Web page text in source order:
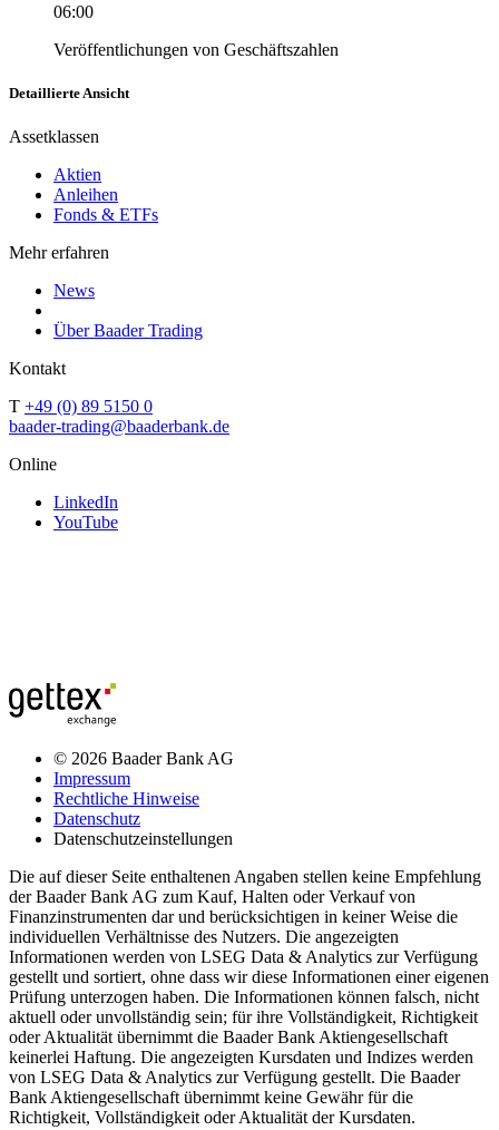
06:00
Veröffentlichungen von Geschäftszahlen
Detaillierte Ansicht
Assetklassen
Aktien
Anleihen
Fonds & ETFs
Mehr erfahren
News
Über Baader Trading
Kontakt
T +49 (0) 89 5150 0
baader-trading@baaderbank.de
Online
LinkedIn
YouTube
© 2026 Baader Bank AG
Impressum
Rechtliche Hinweise
Datenschutz
Datenschutzeinstellungen
Die auf dieser Seite enthaltenen Angaben stellen keine Empfehlung
der Baader Bank AG zum Kauf, Halten oder Verkauf von
Finanzinstrumenten dar und berücksichtigen in keiner Weise die
individuellen Verhältnisse des Nutzers. Die angezeigten
Informationen werden von LSEG Data & Analytics zur Verfügung
gestellt und sortiert, ohne dass wir diese Informationen einer eigenen
Prüfung unterzogen haben. Die Informationen können falsch, nicht
aktuell oder unvollständig sein; für ihre Vollständigkeit, Richtigkeit
oder Aktualität übernimmt die Baader Bank Aktiengesellschaft
keinerlei Haftung. Die angezeigten Kursdaten und Indizes werden
von LSEG Data & Analytics zur Verfügung gestellt. Die Baader
Bank Aktiengesellschaft übernimmt keine Gewähr für die
Richtigkeit, Vollständigkeit oder Aktualität der Kursdaten.